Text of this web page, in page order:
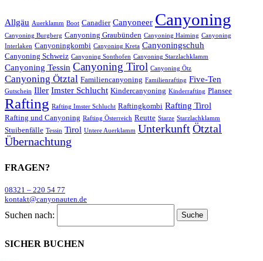
Allgäu Auerklamm Boot Canadier Canyoneer Canyoning
Canyoning Burgberg Canyoning Graubünden Canyoning Haiming Canyoning
Interlaken Canyoningkombi Canyoning Kreta Canyoningschuh
Canyoning Schweiz Canyoning Sonthofen Canyoning Starzlachklamm
Canyoning Tessin Canyoning Tirol Canyoning Ötz
Canyoning Ötztal Familiencanyoning Familienrafting Five-Ten
Gutschein Iller Imster Schlucht Kindercanyoning Kinderrafting Plansee
Rafting Rafting Imster Schlucht Raftingkombi Rafting Tirol
Rafting und Canyoning Rafting Österreich Reutte Starze Starzlachklamm
Stuibenfälle Tessin Tirol Untere Auerklamm UnterkunftÖtztal
Übernachtung
FRAGEN?
08321 – 220 54 77
kontakt@canyonauten.de
Suchen nach:
SICHER BUCHEN